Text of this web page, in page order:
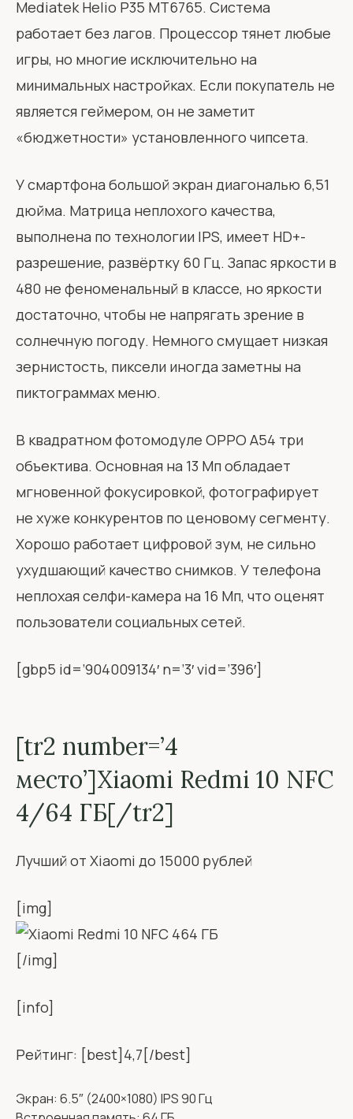
Mediatek Helio P35 MT6765. Система
работает без лагов. Процессор тянет любые
игры, но многие исключительно на
минимальных настройках. Если покупатель не
является геймером, он не заметит
«бюджетности» установленного чипсета.
У смартфона большой экран диагональю 6,51
дюйма. Матрица неплохого качества,
выполнена по технологии IPS, имеет HD+-
разрешение, развёртку 60 Гц. Запас яркости в
480 не феноменальный в классе, но яркости
достаточно, чтобы не напрягать зрение в
солнечную погоду. Немного смущает низкая
зернистость, пиксели иногда заметны на
пиктограммах меню.
В квадратном фотомодуле OPPO A54 три
объектива. Основная на 13 Мп обладает
мгновенной фокусировкой, фотографирует
не хуже конкурентов по ценовому сегменту.
Хорошо работает цифровой зум, не сильно
ухудшающий качество снимков. У телефона
неплохая селфи-камера на 16 Мп, что оценят
пользователи социальных сетей.
[gbp5 id=’904009134′ n=’3′ vid=’396′]
[tr2 number=’4
место’]Xiaomi Redmi 10 NFC
4/64 ГБ[/tr2]
Лучший от Xiaomi до 15000 рублей
[img]
[/img]
[info]
Рейтинг: [best]4,7[/best]
Экран: 6.5″ (2400×1080) IPS 90 Гц